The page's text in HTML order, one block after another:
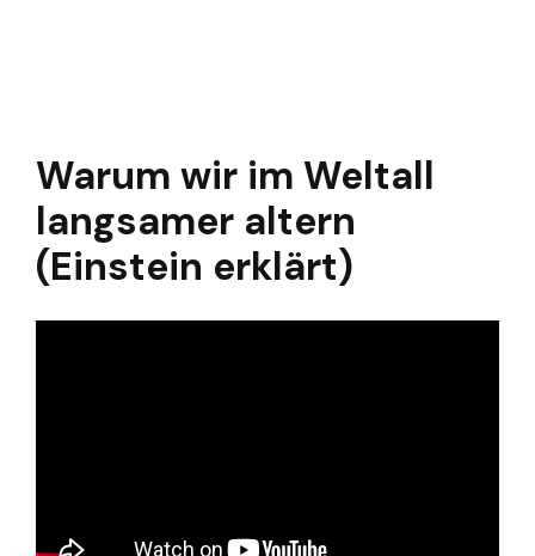
Warum wir im Weltall
langsamer altern
(Einstein erklärt)